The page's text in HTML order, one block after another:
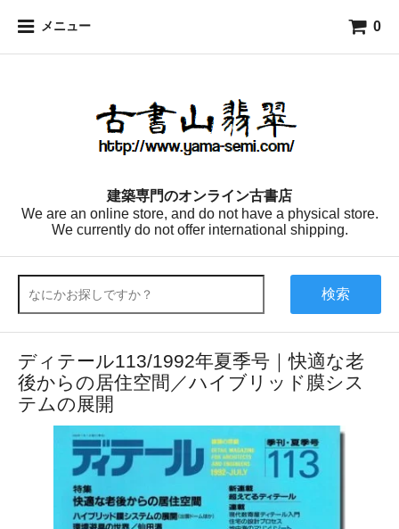
メニュー 0
建築専門のオンライン古書店
We are an online store, and do not have a physical store.
We currently do not offer international shipping.
検索
ディテール113/1992年夏季号｜快適な老
後からの居住空間／ハイブリッド膜シス
テムの展開